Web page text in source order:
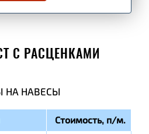
С РАСЦЕНКАМИ
НА НАВЕСЫ
Стоимость, п/м.